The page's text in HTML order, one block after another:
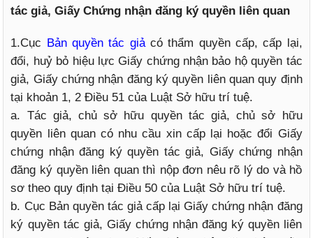
tác giả, Giấy Chứng nhận đăng ký quyền liên quan
1.Cục Bản quyền tác giảcó thẩm quyền cấp, cấp lại,
đổi, huỷ bỏ hiệu lực Giấy chứng nhận bảo hộ quyền tác
giả, Giấy chứng nhận đăng ký quyền liên quan quy định
tại khoản 1, 2 Điều 51 của Luật Sở hữu trí tuệ.
a. Tác giả, chủ sở hữu quyền tác giả, chủ sở hữu
quyền liên quan có nhu cầu xin cấp lại hoặc đổi Giấy
chứng nhận đăng ký quyền tác giả, Giấy chứng nhận
đăng ký quyền liên quan thì nộp đơn nêu rõ lý do và hồ
sơ theo quy định tại Điều 50 của Luật Sở hữu trí tuệ.
b. Cục Bản quyền tác giả cấp lại Giấy chứng nhận đăng
ký quyền tác giả, Giấy chứng nhận đăng ký quyền liên